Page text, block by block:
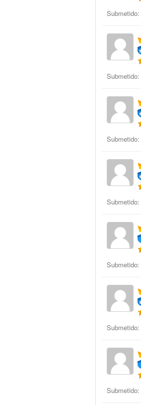
Submetido:
Submetido:
Submetido:
Submetido:
Submetido:
Submetido:
Submetido: